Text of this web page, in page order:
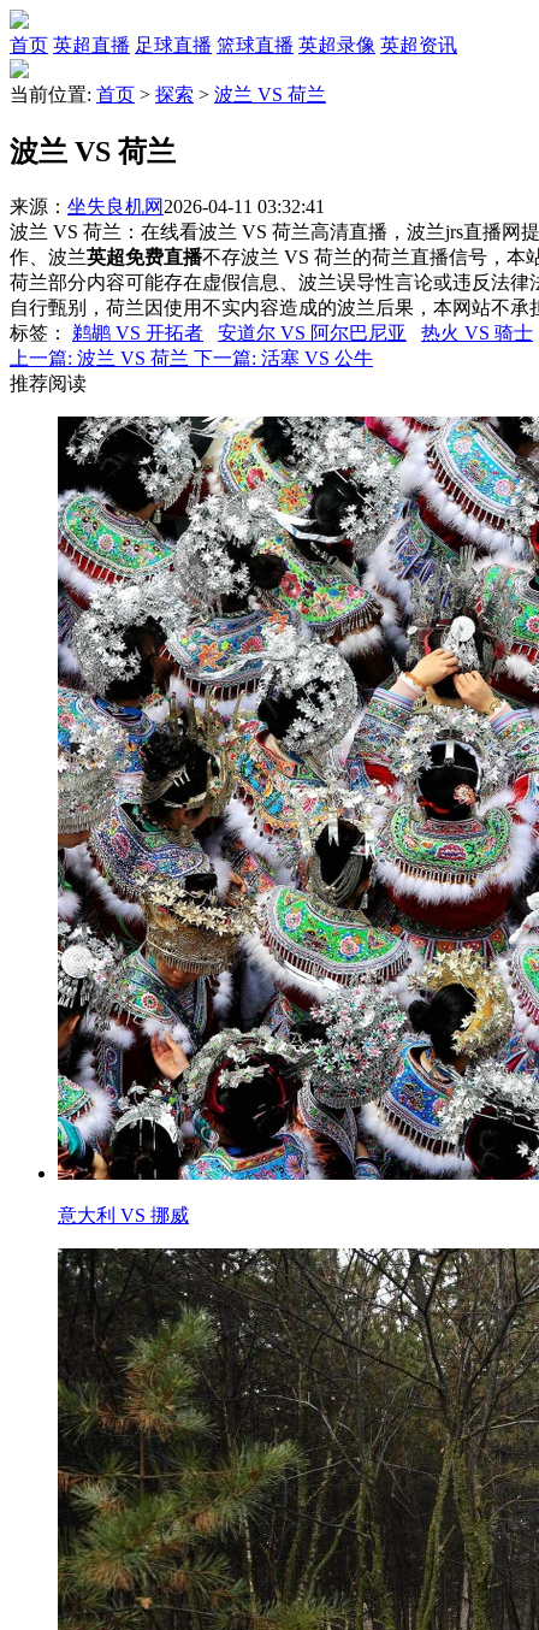
首页 英超直播 足球直播 篮球直播 英超录像 英超资讯
当前位置: 首页 > 探索 > 波兰 VS 荷兰
波兰 VS 荷兰
来源： 坐失良机网 2026-04-11 03:32:41
波兰 VS 荷兰：在线看波兰 VS 荷兰高清直播，波兰jrs直播网
作、波兰英超免费直播不存波兰 VS 荷兰的荷兰直播信号，本
荷兰部分内容可能存在虚假信息、波兰误导性言论或违反法律
自行甄别，荷兰因使用不实内容造成的波兰后果，本网站不承
标签 ： 鹈鹕 VS 开拓者 安道尔 VS 阿尔巴尼亚
热火 VS 骑士
上一篇: 波兰 VS 荷兰 下一篇: 活塞 VS 公牛
推荐阅读
意大利 VS 挪威